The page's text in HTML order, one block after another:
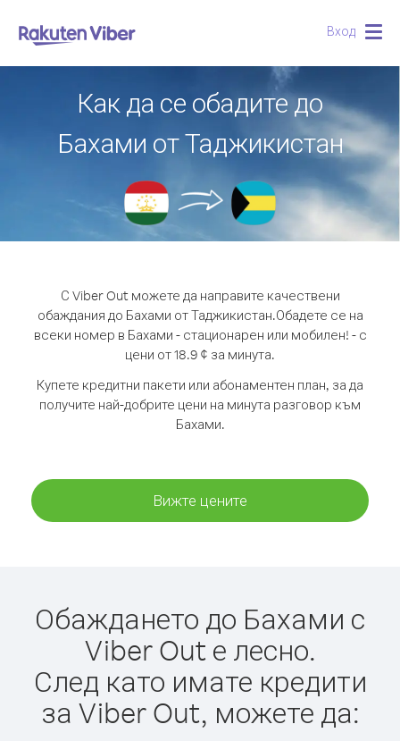
Вход
Как да се обадите до
Бахами от Таджикистан
С Viber Out можете да направите качествени
обаждания до Бахами от Таджикистан.Обадете се на
всеки номер в Бахами - стационарен или мобилен! - с
цени от 18.9 ¢ за минута.
Купете кредитни пакети или абонаментен план, за да
получите най-добрите цени на минута разговор към
Бахами.
Вижте цените
Обаждането до Бахами с
Viber Out е лесно.
След като имате кредити
за Viber Out, можете да: